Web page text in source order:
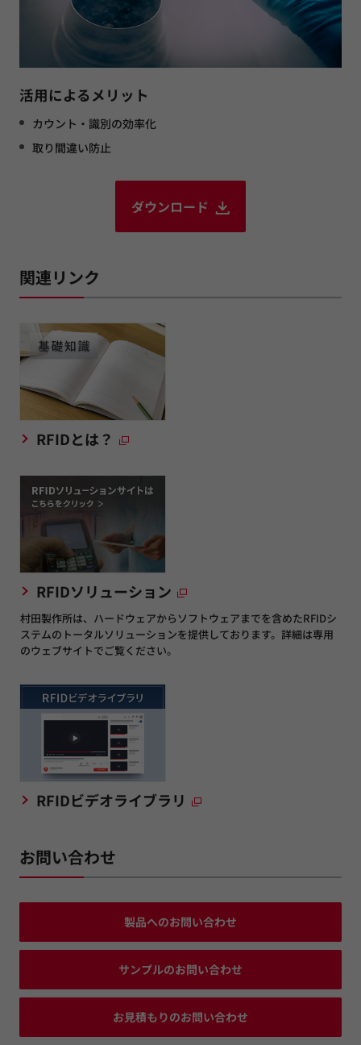
活用によるメリット
カウント・識別の効率化
取り間違い防止
ダウンロード
関連リンク
RFIDとは？
RFIDソリューション
村田製作所は、ハードウェアからソフトウェアまでを含めたRFIDシ
ステムのトータルソリューションを提供しております。詳細は専用
のウェブサイトでご覧ください。
RFIDビデオライブラリ
お問い合わせ
製品へのお問い合わせ
サンプルのお問い合わせ
お見積もりのお問い合わせ